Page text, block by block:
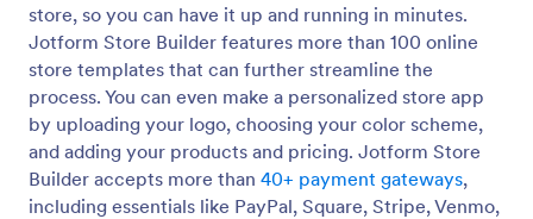
store, so you can have it up and running in minutes.
Jotform Store Builder features more than 100 online
store templates that can further streamline the
process. You can even make a personalized store app
by uploading your logo, choosing your color scheme,
and adding your products and pricing. Jotform Store
Builder accepts more than 40+ payment gateways,
including essentials like PayPal, Square, Stripe, Venmo,